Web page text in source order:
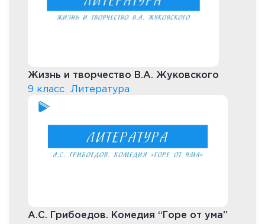
Жизнь и творчество В.А. Жуковского
9 класс
Литература
А.С. Грибоедов. Комедия “Горе от ума”